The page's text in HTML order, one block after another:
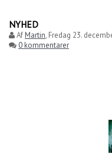
NYHED
AfMartin, Fredag 23.
0 kommentarer